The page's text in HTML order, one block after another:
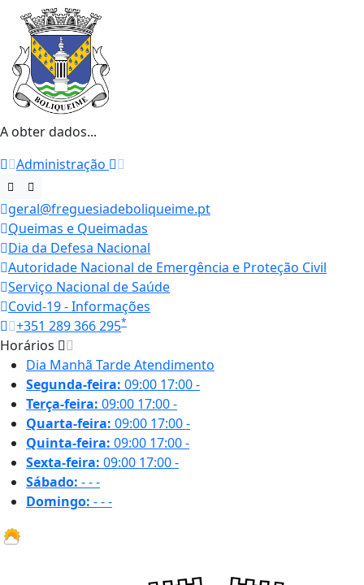
A obter dados...
Administração
geral@freguesiadeboliqueime.pt
Queimas e Queimadas
Dia da Defesa Nacional
Autoridade Nacional de Emergência e Proteção Civil
Serviço Nacional de Saúde
Covid-19 - Informações
+351 289 366 295*
Horários
Dia Manhã TardeAtendimento
Segunda-feira: 09:00 17:00-
Terça-feira: 09:00 17:00-
Quarta-feira: 09:00 17:00-
Quinta-feira: 09:00 17:00-
Sexta-feira: 09:00 17:00-
Sábado: ---
Domingo: ---